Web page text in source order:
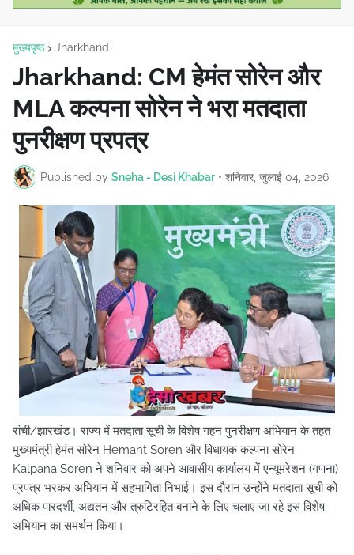
मुख्यपृष्ठ Jharkhand
Jharkhand: CM हेमंत सोरेन और
MLA कल्पना सोरेन ने भरा मतदाता
पुनरीक्षण प्रपत्र
Published by Sneha - Desi Khabar • शनिवार, जुलाई 04, 2026
रांची/झारखंड। राज्य में मतदाता सूची के विशेष गहन पुनरीक्षण अभियान के तहत
मुख्यमंत्री हेमंत सोरेन Hemant Soren और विधायक कल्पना सोरेन
Kalpana Soren ने शनिवार को अपने आवासीय कार्यालय में एन्यूमरेशन (गणना)
प्रपत्र भरकर अभियान में सहभागिता निभाई। इस दौरान उन्होंने मतदाता सूची को
अधिक पारदर्शी, अद्यतन और त्रुटिरहित बनाने के लिए चलाए जा रहे इस विशेष
अभियान का समर्थन किया।